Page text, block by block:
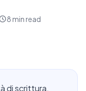
8 min read
di scrittura,